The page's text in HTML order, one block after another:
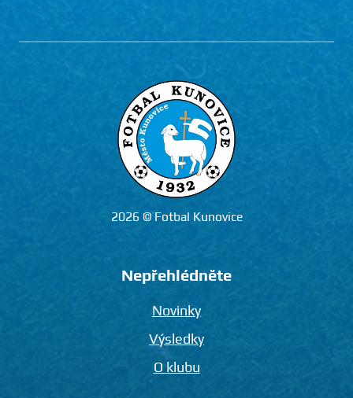
2026 © Fotbal Kunovice
Nepřehlédněte
Novinky
Výsledky
O klubu